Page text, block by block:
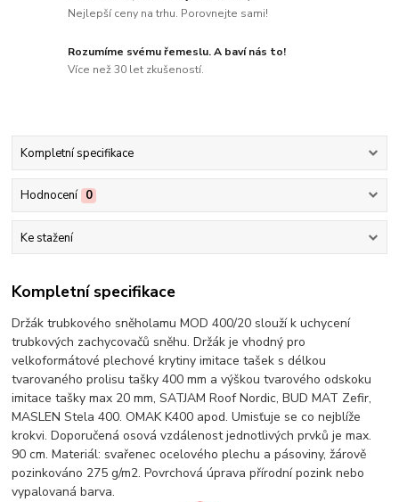
Nejlepší ceny na trhu. Porovnejte sami!
Rozumíme svému řemeslu. A baví nás to!
Více než 30 let zkušeností.
Kompletní specifikace
Hodnocení 0
Ke stažení
Kompletní specifikace
Držák trubkového sněholamu MOD 400/20 slouží k uchycení
trubkových zachycovačů sněhu. Držák je vhodný pro
velkoformátové plechové krytiny imitace tašek s délkou
tvarovaného prolisu tašky 400 mm a výškou tvarového odskoku
imitace tašky max 20 mm, SATJAM Roof Nordic, BUD MAT Zefir,
MASLEN Stela 400. OMAK K400 apod. Umisťuje se co nejblíže
krokvi. Doporučená osová vzdálenost jednotlivých prvků je max.
90 cm. Materiál: svařenec ocelového plechu a pásoviny, žárově
pozinkováno 275 g/m2. Povrchová úprava přírodní pozink nebo
vypalovaná barva.